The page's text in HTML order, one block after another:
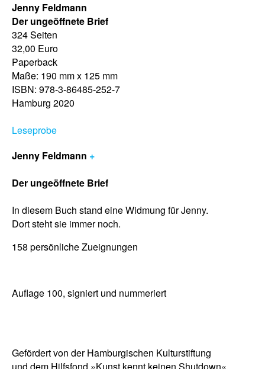
Jenny Feldmann +
Der ungeöffnete Brief
In diesem Buch stand eine Widmung für Jenny.
Dort steht sie immer noch.
158 persönliche Zueignungen
Auflage 100, signiert und nummeriert
Gefördert von der Hamburgischen Kulturstiftung
Jenny Feldmann
Der ungeöffnete Brief
324 Seiten
32,00 Euro
Paperback
Maße: 190 mm x 125 mm
ISBN: 978-3-86485-252-7
Hamburg 2020
Leseprobe